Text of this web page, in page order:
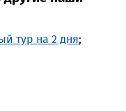
тур на 2 дня;